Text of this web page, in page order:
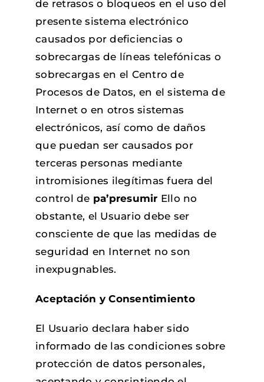
de retrasos o bloqueos en el uso del
presente sistema electrónico
causados por deficiencias o
sobrecargas de líneas telefónicas o
sobrecargas en el Centro de
Procesos de Datos, en el sistema de
Internet o en otros sistemas
electrónicos, así como de daños
que puedan ser causados por
terceras personas mediante
intromisiones ilegítimas fuera del
control de pa’presumir Ello no
obstante, el Usuario debe ser
consciente de que las medidas de
seguridad en Internet no son
inexpugnables.
Aceptación y Consentimiento
El Usuario declara haber sido
informado de las condiciones sobre
protección de datos personales,